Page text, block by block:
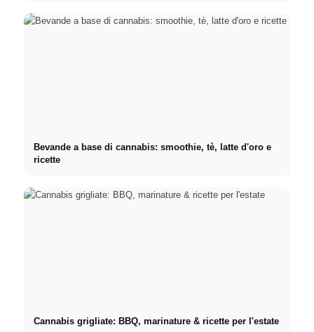
Bevande a base di cannabis: smoothie, tè, latte d'oro e
ricette
Cannabis grigliate: BBQ, marinature & ricette per l'estate